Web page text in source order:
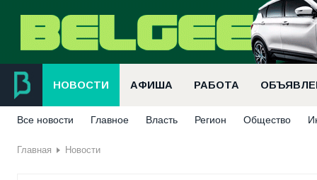
НОВОСТИ АФИША РАБОТА
Все новости Главное Власть Регион Общество
Главная Новости